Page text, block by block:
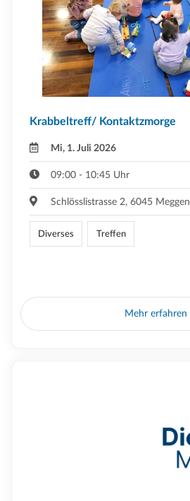
Krabbeltreff/ Kontaktzmorge
Mi, 1. Juli 2026
09:00 - 10:45 Uhr
Schlösslistrasse 2, 6045 Meggen
Diverses Treffen
Mehr erfahren